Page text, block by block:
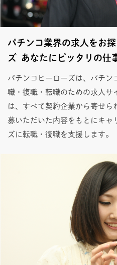
パチンコ業界の求人をお
ズ あなたにピッタリの仕
パチンコヒーローズは、パチン
職・復職・転職のための求人サ
は、すべて契約企業から寄せら
募いただいた内容をもとにキャ
ズに転職・復職を支援します。